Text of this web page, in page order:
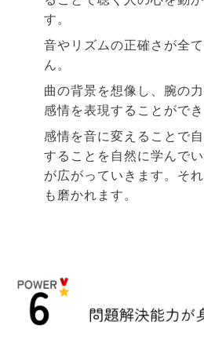
す。
音やリズムの正確さが全
ん。
曲の背景を想像し、腕の
感情を表現することができ
感情を音に変えることで
することを自然に学んで
が広がっていきます。そ
も磨かれます。